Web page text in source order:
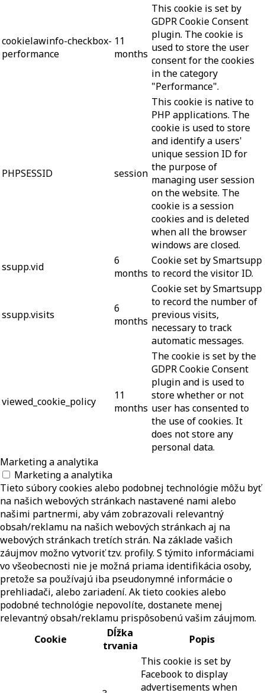
cookielawinfo-checkbox-
performance
11
months
This cookie is set by
GDPR Cookie Consent
plugin. The cookie is
used to store the user
consent for the cookies
in the category
"Performance".
PHPSESSID session
This cookie is native to
PHP applications. The
cookie is used to store
and identify a users'
unique session ID for
the purpose of
managing user session
on the website. The
cookie is a session
cookies and is deleted
when all the browser
windows are closed.
ssupp.vid
6
months
Cookie set by Smartsupp
to record the visitor ID.
ssupp.visits
6
months
Cookie set by Smartsupp
to record the number of
previous visits,
necessary to track
automatic messages.
viewed_cookie_policy
11
months
The cookie is set by the
GDPR Cookie Consent
plugin and is used to
store whether or not
user has consented to
the use of cookies. It
does not store any
personal data.
Marketing a analytika
Marketing a analytika
Tieto súbory cookies alebo podobnej technológie môžu byť
na našich webových stránkach nastavené nami alebo
našimi partnermi, aby vám zobrazovali relevantný
obsah/reklamu na našich webových stránkach aj na
webových stránkach tretích strán. Na základe vašich
záujmov možno vytvoriť tzv. profily. S týmito informáciami
vo všeobecnosti nie je možná priama identifikácia osoby,
pretože sa používajú iba pseudonymné informácie o
prehliadači, alebo zariadení. Ak tieto cookies alebo
podobné technológie nepovolíte, dostanete menej
relevantný obsah/reklamu prispôsobenú vašim záujmom.
Cookie
Dĺžka
trvania
Popis
This cookie is set by
Facebook to display
advertisements when